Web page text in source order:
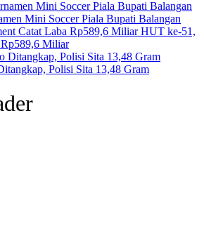
Mini Soccer Piala Bupati Balangan
HUT ke-51,
Miliar
Polisi Sita 13,48 Gram